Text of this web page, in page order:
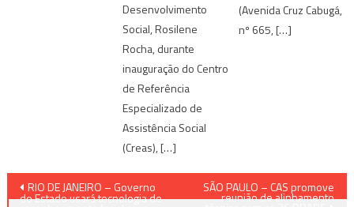
Desenvolvimento
Social, Rosilene
Rocha, durante
inauguração do Centro
de Referência
Especializado de
Assistência Social
(Creas), […]
(Avenida Cruz Cabugá,
nº 665, […]
Navegação
RIO DE JANEIRO – Governo
do Estado usará tecnologia de
SÃO PAULO – CAS promove
reunião de alinhamento